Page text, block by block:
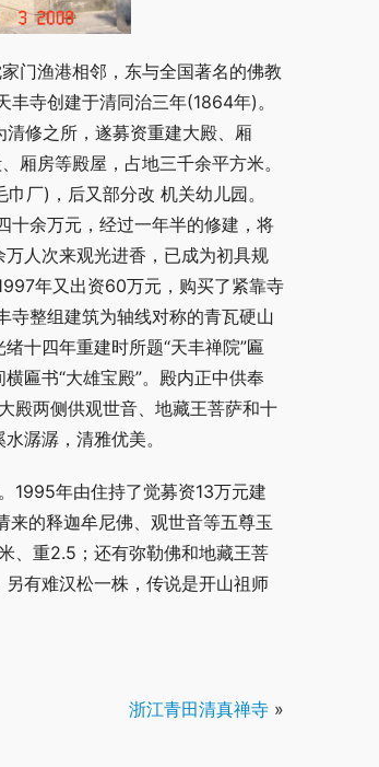
门渔港相邻，东与全国著名的佛教
寺创建于清同治三年(1864年)。
修之所，遂募资重建大殿、厢
厢房等殿屋，占地三千余平方米。
厂)，后又部分改 机关幼儿园。
十余万元，经过一年半的修建，将
人次来观光进香，已成为初具规
年又出资60万元，购买了紧靠寺
寺整组建筑为轴线对称的青瓦硬山
十四年重建时所题“天丰禅院”匾
匾书“大雄宝殿”。殿内正中供奉
殿两侧供观世音、地藏王菩萨和十
潺潺，清雅优美。
1995年由住持了觉募资13万元建
来的释迦牟尼佛、观世音等五尊玉
、重2.5；还有弥勒佛和地藏王菩
有难汉松一株，传说是开山祖师
浙江青田清真禅寺 »